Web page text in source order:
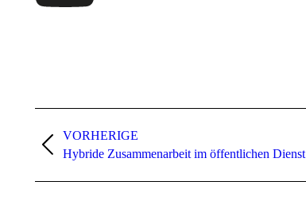
VORHERIGE
Vorheriger
Beitrag:
Hybride Zusammenarbeit im öffentlichen